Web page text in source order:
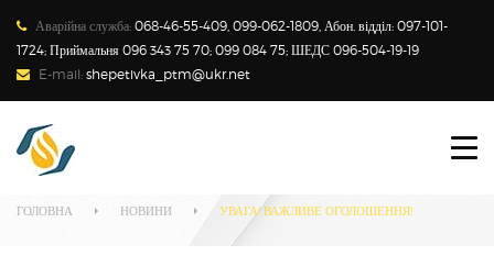
Аварійна служба: 068-46-55-409, 099-062-1809, Абон. відділ: 097-101-
1724; Приймальня 096 343 75 70; 099 084 75; ШЕДС 096-504-19-19
E-mail: shepetivka_ptm@ukr.net
СПОЖИВАЧАМ
НОВИНИ
Наші новини
ГОЛОВНА НОВИНИ УВАГА! ВАЖЛИВЕ ОГОЛОШЕННЯ!